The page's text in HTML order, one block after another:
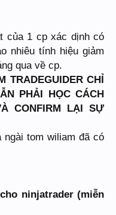
của 1 cp xác dịnh có
nhiêu tính hiệu giảm
qua về cp.
TRADEGUIDER CHỈ
PHẢI HỌC CÁCH
CONFIRM LẠI SỰ
tom wiliam đã có
ninjatrader (miễn